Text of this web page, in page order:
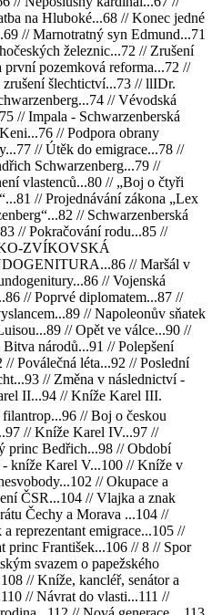
na Hluboké...68 // Konec jedné
// Marnotratný syn Edmund...71
železnic...72 // Zrušení
první pozemková reforma...72 //
zrušení šlechtictví...73 // llIDr.
// Vévodská
// Impala - Schwarzenberská
// Podpora obrany
// Útěk do emigrace...78 //
Schwarzenberg...79 //
vlastenců...80 // „Boj o čtyři
// Projednávání zákona „Lex
// Schwarzenberská
// Pokračování rodu...85 //
ZVÍKOVSKÁ
// Maršál v
// Vojenská
// Poprvé diplomatem...87 //
// Napoleonův sňatek
// Opět ve válce...90 //
národů...91 // Polepšení
// Poválečná léta...92 // Poslední
// Změna v následnictví -
II...94 // Kníže Karel III.
// Boj o českou
// Kníže Karel IV...97 //
princ Bedřich...98 // Období
- kníže Karel V...100 // Kníže v
// Okupace a
ČSR...104 // Vlajka a znak
Čechy a Morava ...104 //
reprezentant emigrace...105 //
princ František...106 // 8 // Spor
svazem o papežského
// Kníže, kancléř, senátor a
// Návrat do vlasti...111 //